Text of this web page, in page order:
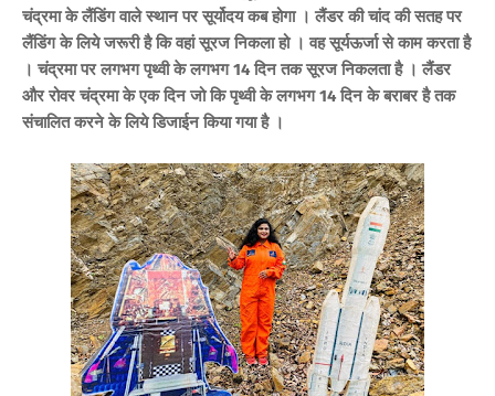
चंद्रमा के लैंडिंग वाले स्‍थान पर सूर्योदय कब होगा । लैंडर की चांद की सतह पर
लैंडिंग के लिये जरूरी है कि वहां सूरज निकला हो । वह सूर्यऊर्जा से काम करता है
। चंद्रमा पर लगभग पृथ्‍वी के लगभग 14 दिन तक सूरज निकलता है । लैंडर
और रोवर चंद्रमा के एक दिन जो कि पृथ्‍वी के लगभग 14 दिन के बराबर है तक
संचालित करने के लिये डिजाईन किया गया है ।